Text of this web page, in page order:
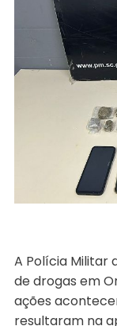
A Polícia Militar
de drogas em
ações
resultaram na